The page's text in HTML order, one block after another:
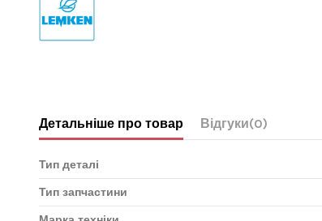
Детальніше про товар Відгуки(0)
Тип деталі
Тип запчастини